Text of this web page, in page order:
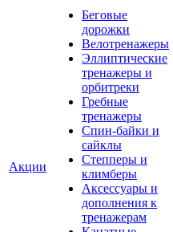
Акции
Беговые
дорожки
Велотренажеры
Эллиптические
тренажеры и
орбитреки
Гребные
тренажеры
Спин-байки и
сайклы
Степперы и
климберы
Аксессуары и
дополнения к
тренажерам